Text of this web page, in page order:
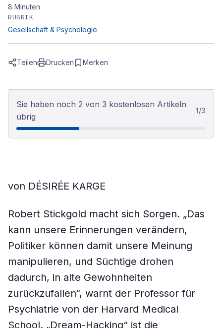
8 Minuten
RUBRIK
Gesellschaft & Psychologie
Teilen Drucken Merken
Sie haben noch 2 von 3 kostenlosen Artikeln
übrig
1/3
von DÉSIRÉE KARGE
Robert Stickgold macht sich Sorgen. „Das
kann unsere Erinnerungen verändern,
Politiker können damit unsere Meinung
manipulieren, und Süchtige drohen
dadurch, in alte Gewohnheiten
zurückzufallen“, warnt der Professor für
Psychiatrie von der Harvard Medical
School. „Dream-Hacking“ ist die